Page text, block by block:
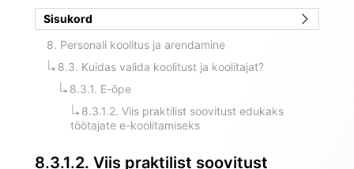
Sisukord
8. Personali koolitus ja arendamine
8.3. Kuidas valida koolitust ja koolitajat?
8.3.1. E-õpe
8.3.1.2. Viis praktilist soovitust edukaks
töötajate e-koolitamiseks
8.3.1.2. Viis praktilist soovitust